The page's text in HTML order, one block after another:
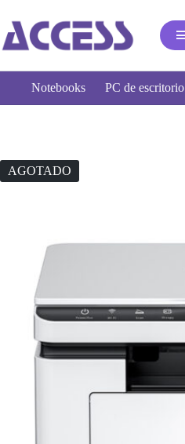
Notebooks PC de escritorio
AGOTADO